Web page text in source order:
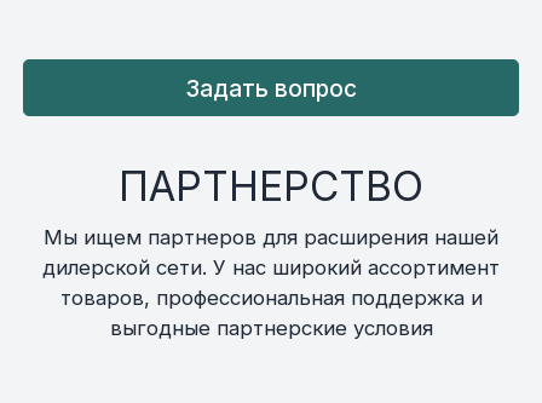
Задать вопрос
ПАРТНЕРСТВО
Мы ищем партнеров для расширения нашей
дилерской сети. У нас широкий ассортимент
товаров, профессиональная поддержка и
выгодные партнерские условия